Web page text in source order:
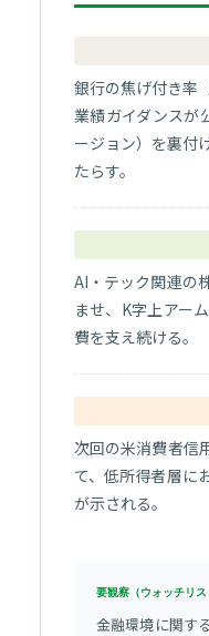
銀行の焦げ付き率
業績ガイダンスが
ージョン）を裏付
たらす。
AI・テック関連の
ませ、K字上アー
費を支え続ける。
次回の米消費者信
て、低所得者層に
が示される。
要観察（ウォッチリス
金融環境に関す